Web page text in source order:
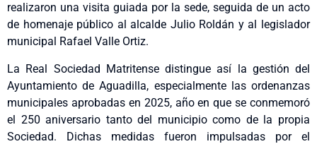
realizaron una visita guiada por la sede, seguida de un acto
de homenaje público al alcalde Julio Roldán y al legislador
municipal Rafael Valle Ortiz.
La Real Sociedad Matritense distingue así la gestión del
Ayuntamiento de Aguadilla, especialmente las ordenanzas
municipales aprobadas en 2025, año en que se conmemoró
el 250 aniversario tanto del municipio como de la propia
Sociedad. Dichas medidas fueron impulsadas por el